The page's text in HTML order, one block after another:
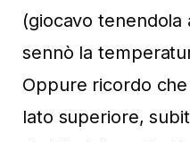
(giocavo
sennò la
Oppure ricordo
lato superiore,